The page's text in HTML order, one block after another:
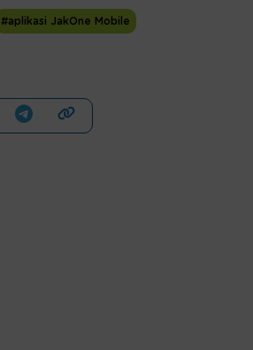
#aplikasi JakOne Mobile